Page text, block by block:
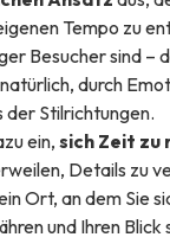
Tempo zu
Besucher sind –
durch
der Stilrichtungen.
ein, sich Zeit zu
Details zu
Ort, an dem Sie
und Ihren